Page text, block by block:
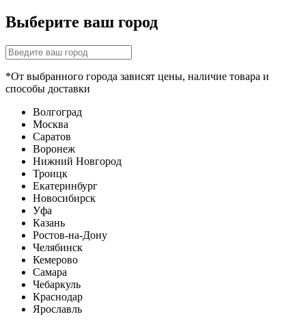
Выберите ваш город
*От выбранного города зависят цены, наличие товара и
способы доставки
Волгоград
Москва
Саратов
Воронеж
Нижний Новгород
Троицк
Екатеринбург
Новосибирск
Уфа
Казань
Ростов-на-Дону
Челябинск
Кемерово
Самара
Чебаркуль
Краснодар
Ярославль